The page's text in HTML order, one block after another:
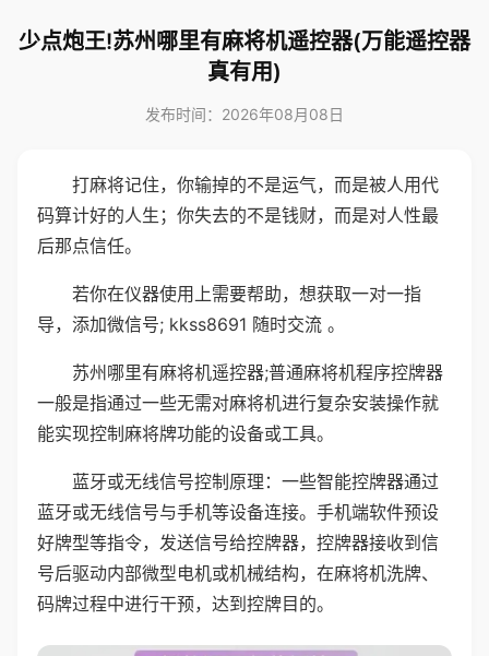
少点炮王!苏州哪里有麻将机遥控器(万能遥控器
真有用)
发布时间：2026年08月08日
打麻将记住，你输掉的不是运气，而是被人用代
码算计好的人生；你失去的不是钱财，而是对人性最
后那点信任。
若你在仪器使用上需要帮助，想获取一对一指
导，添加微信号; kkss8691 随时交流 。
苏州哪里有麻将机遥控器;普通麻将机程序控牌器
一般是指通过一些无需对麻将机进行复杂安装操作就
能实现控制麻将牌功能的设备或工具。
蓝牙或无线信号控制原理：一些智能控牌器通过
蓝牙或无线信号与手机等设备连接。手机端软件预设
好牌型等指令，发送信号给控牌器，控牌器接收到信
号后驱动内部微型电机或机械结构，在麻将机洗牌、
码牌过程中进行干预，达到控牌目的。